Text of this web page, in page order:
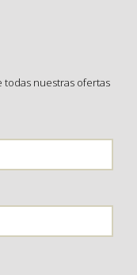
nuestras ofertas